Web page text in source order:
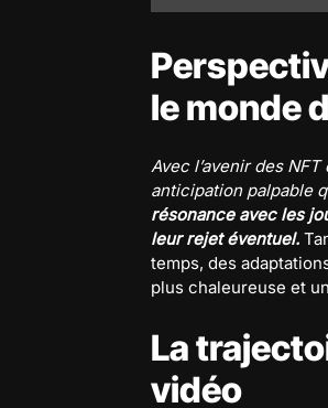
le monde
Avec l’avenir des
anticipation palpable
résonance avec les
leur rejet éventuel.
temps, des
plus chaleureuse et
La
vidéo